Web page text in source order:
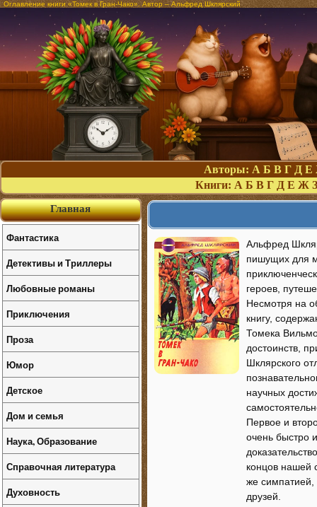
Оглавление книги «Томек в Гран-Чако». Автор – Альфред Шклярский
Авторы: А Б В Г Д Е
Книги: А Б В Г Д Е Ж З
Альфред
пишущих для
героев,
Несмотря на
книгу,
Томека
достоинств,
Шклярского
научных
Первое и
очень быстро
концов нашей
же симпатией,
друзей.
Главная
Фантастика
Детективы и Триллеры
Любовные романы
Приключения
Проза
Юмор
Детское
Дом и семья
Наука, Образование
Справочная литература
Духовность